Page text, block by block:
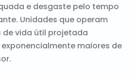
e desgaste pelo tempo
Unidades que operam
de vida útil projetada
maiores de